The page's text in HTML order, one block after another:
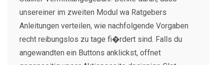
unsereiner im zweiten Modul wa Ratgebers
Anleitungen verteilen, wie nachfolgende Vorgaben
recht reibungslos zu tage fi�rdert sind. Falls du
angewandten ein Buttons anklickst, offnet